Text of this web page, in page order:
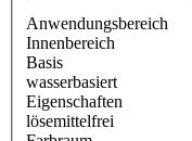
Anwendungsbereich
Innenbereich
Basis
wasserbasiert
Eigenschaften
lösemittelfrei